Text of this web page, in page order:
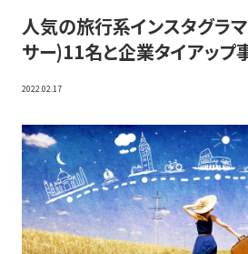
人気の旅行系インスタグラ
サー)11名と企業タイアップ
2022.02.17